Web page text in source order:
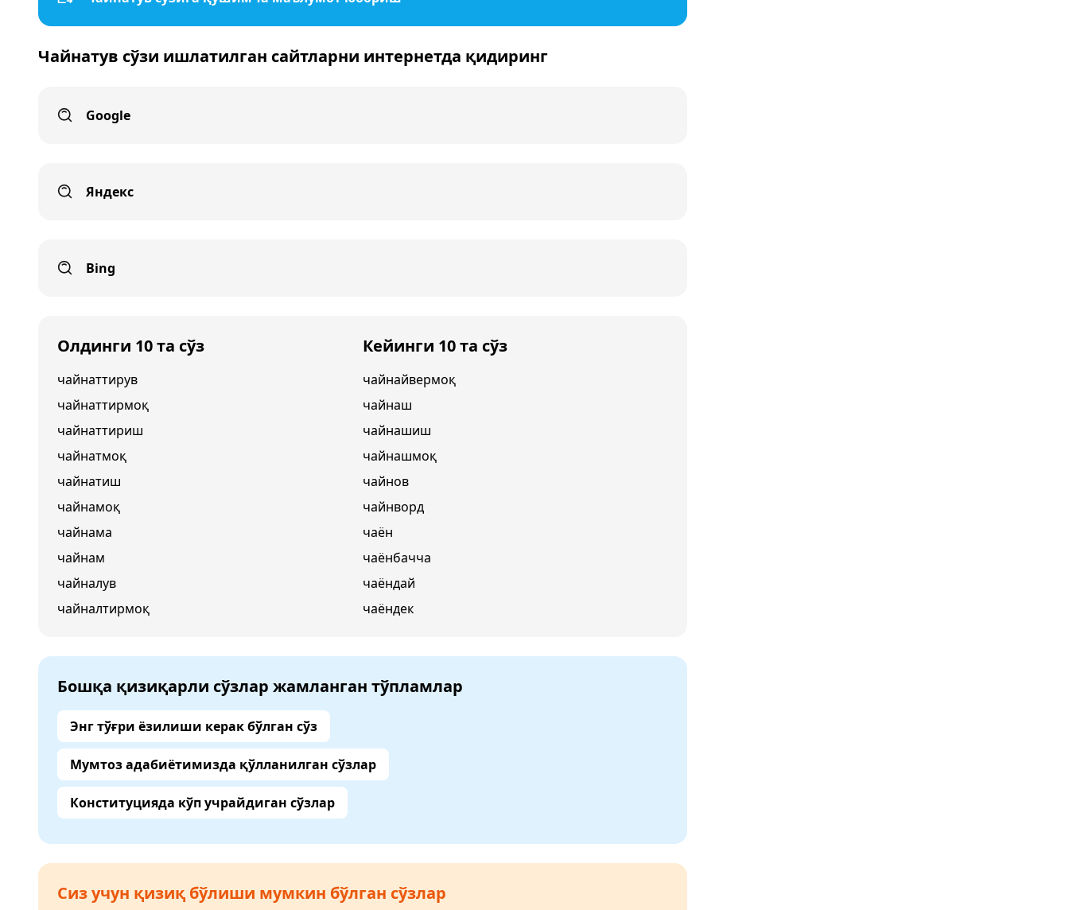
Чайнатув сўзи ишлатилган сайтларни интернетда қидиринг
Google
Яндекс
Bing
Олдинги 10 та сўз
чайнаттирув
чайнаттирмоқ
чайнаттириш
чайнатмоқ
чайнатиш
чайнамоқ
чайнама
чайнам
чайналув
чайналтирмоқ
Кейинги 10 та сўз
чайнайвермоқ
чайнаш
чайнашиш
чайнашмоқ
чайнов
чайнворд
чаён
чаёнбачча
чаёндай
чаёндек
Бошқа қизиқарли сўзлар жамланган тўпламлар
Энг тўғри ёзилиши керак бўлган сўз
Мумтоз адабиётимизда қўлланилган сўзлар
Конституцияда кўп учрайдиган сўзлар
Сиз учун қизиқ бўлиши мумкин бўлган сўзлар